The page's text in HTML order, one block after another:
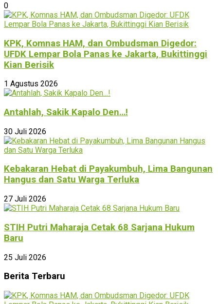
0
KPK, Komnas HAM, dan Ombudsman Digedor:
UFDK Lempar Bola Panas ke Jakarta, Bukittinggi
Kian Berisik
1 Agustus 2026
Antahlah, Sakik Kapalo Den…!
30 Juli 2026
Kebakaran Hebat di Payakumbuh, Lima Bangunan
Hangus dan Satu Warga Terluka
27 Juli 2026
STIH Putri Maharaja Cetak 68 Sarjana Hukum
Baru
25 Juli 2026
Berita Terbaru